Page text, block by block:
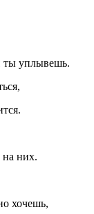
ты уплывешь.
них.
хочешь,